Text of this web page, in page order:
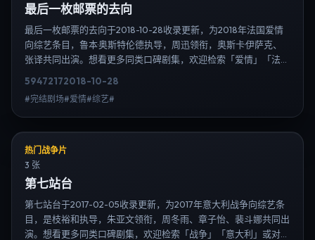
最后一枚邮票的去向
最后一枚邮票的去向于2018-10-28收录更新，为2018年法国爱情
向综艺条目，鲁本·奥斯特伦德执导，周迅领衔，奥斯卡·伊萨克、
张译共同出演。想看更多同类口碑剧集，欢迎检索「爱情」「法
息，延伸检索日韩电视剧、韩剧全集、日剧高清等长尾词。
59472172018-10-28
#完结剧场#爱情#综艺#
热门战争片
3 张
第七站台
第七站台于2017-02-05收录更新，为2017年意大利战争向综艺条
目，是枝裕和执导，朱亚文领衔，周冬雨、章子怡、裴斗娜共同出
演。想看更多同类口碑剧集，欢迎检索「战争」「意大利」或对比